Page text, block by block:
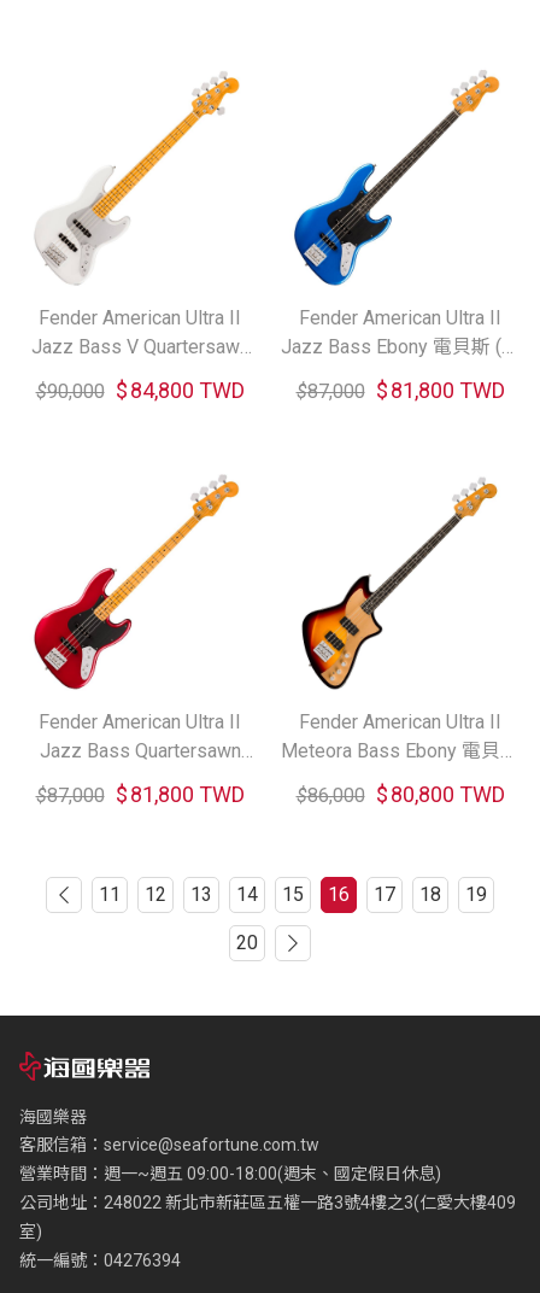
Fender American Ultra II
Jazz Bass V Quartersawn
Maple 五弦電貝斯 (共二色)
$90,000 $84,800 TWD
Fender American Ultra II
Jazz Bass Ebony 電貝斯 (共
三色)
$87,000 $81,800 TWD
Fender American Ultra II
Jazz Bass Quartersawn
Maple 電貝斯
$87,000 $81,800 TWD
Fender American Ultra II
Meteora Bass Ebony 電貝斯
(共二色)
$86,000 $80,800 TWD
11 12 13 14 15 16 17 18 19
20
海國樂器
客服信箱： service@seafortune.com.tw
營業時間：週一~週五 09:00-18:00(週末、國定假日休息)
公司地址：248022 新北市新莊區五權一路3號4樓之3(仁愛大樓409
室)
統一編號：04276394